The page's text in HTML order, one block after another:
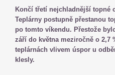
Končí třetí nejchladnější topné
Teplárny postupně přestanou
po tomto víkendu. Přestože
září do května meziročně o 2,7
teplárnách vlivem úspor u
klesly.